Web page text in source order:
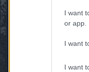
I want
or app.
I want
I want